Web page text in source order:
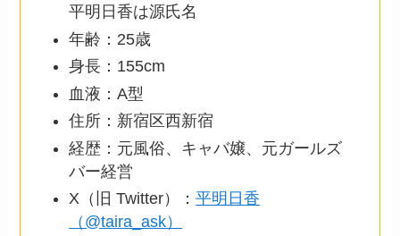
平明日香は源氏名
年齢：25歳
身長：155cm
血液：A型
住所：新宿区西新宿
経歴：元風俗、キャバ嬢、元ガールズ
バー経営
X（旧 Twitter）：平明日香
（@taira_ask）